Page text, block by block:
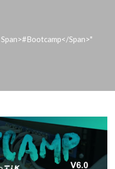
span>"